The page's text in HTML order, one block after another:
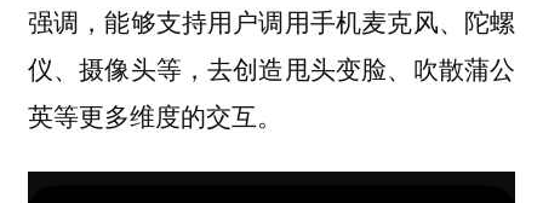
强调，能够支持用户调用手机麦克风、陀螺
仪、摄像头等，去创造甩头变脸、吹散蒲公
英等更多维度的交互。